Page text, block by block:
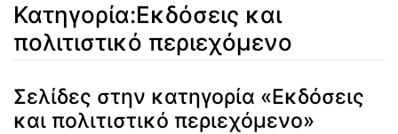
Κατηγορία:Εκδόσεις και
πολιτιστικό περιεχόμενο
Μετάβαση σε: αναζήτηση
Σελίδες στην κατηγορία «Εκδόσεις
και πολιτιστικό περιεχόμενο»